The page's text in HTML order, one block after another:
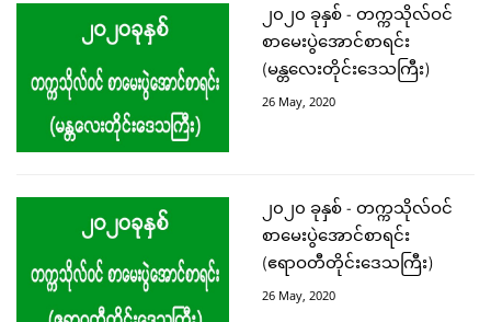
၂၀၂၀ ခုနှစ် - တက္ကသိုလ်ဝင်
စာမေးပွဲအောင်စာရင်း
(မန္တလေးတိုင်းဒေသကြီး)
26 May, 2020
၂၀၂၀ ခုနှစ် - တက္ကသိုလ်ဝင်
စာမေးပွဲအောင်စာရင်း
(ဧရာဝတီတိုင်းဒေသကြီး)
26 May, 2020